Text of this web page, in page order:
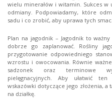
wielu minerałów i witamin. Sukces
odmiany. Podpowiadamy, które
sadu i co zrobić, aby uprawa tych
Plan na jagodnik – Jagodnik to
dobrze go zaplanować. Rośliny
przygotowanie odpowiedniego
wzrostu i owocowania. Równie
sadzonek oraz terminowe
pielęgnacyjnych. Aby ułatwić
wskazówki dotyczące jego złożenia,
na działkę.